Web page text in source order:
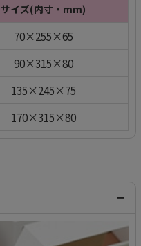
サイズ(内寸・mm)
70×255×65
90×315×80
135×245×75
170×315×80